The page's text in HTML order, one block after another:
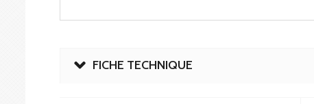
FICHE TECHNIQUE